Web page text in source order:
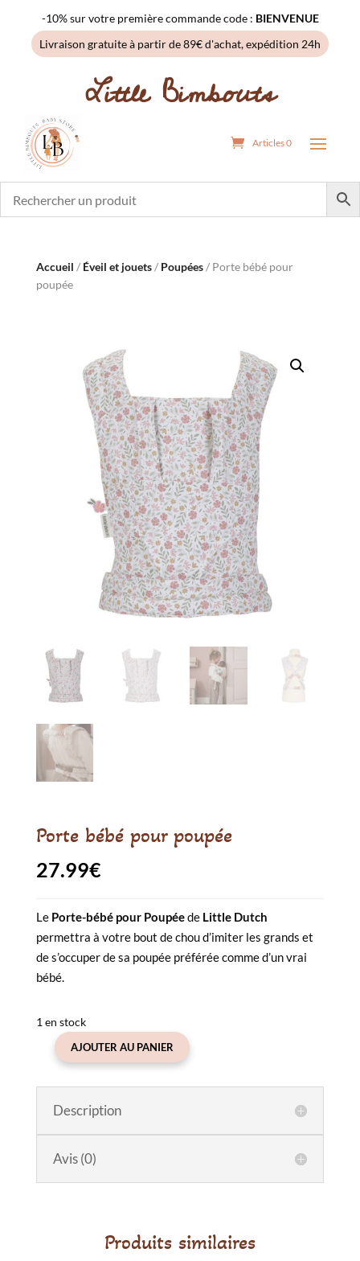
-10% sur votre première commande code : BIENVENUE
Livraison gratuite à partir de 89€ d'achat, expédition 24h
Little Bimbouts
Articles 0
Accueil / Éveil et jouets/ Poupées/ Porte bébé pour
poupée
Porte bébé pour poupée
27.99€
Le Porte-bébé pour Poupéede Little Dutch
permettra à votre bout de chou d’imiter les grands et
de s’occuper de sa poupée préférée comme d’un vrai
bébé.
1 en stock
quantité
bébé
pour
poupée
AJOUTER AU PANIER
Description
Avis (0)
Produits similaires